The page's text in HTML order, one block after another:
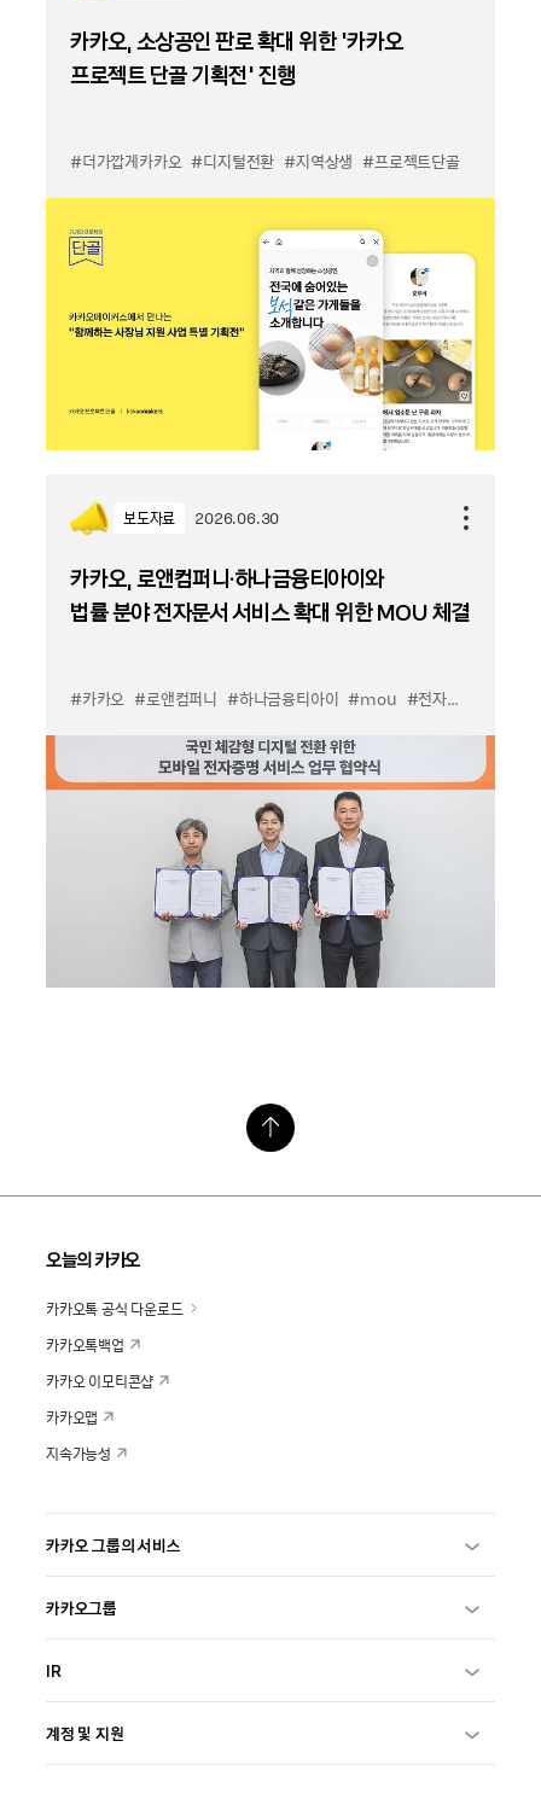
카카오, 소상공인 판로 확대 위한 ‘카카오
프로젝트 단골 기획전’ 진행
#더가깝게카카오 #디지털전환 #지역상생 #프로젝트단골
보도자료 2026.06.30
카카오, 로앤컴퍼니·하나금융티아이와
법률 분야 전자문서 서비스 확대 위한 MOU 체결
#카카오 #로앤컴퍼니 #하나금융티아이 #mou #전자문서
오늘의 카카오
카카오톡 공식 다운로드
카카오톡백업
카카오 이모티콘샵
카카오맵
지속가능성
카카오 그룹의 서비스
카카오그룹
IR
계정 및 지원